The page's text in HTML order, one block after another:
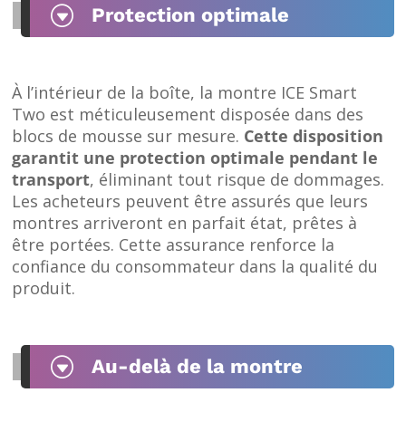
G Protection optimale
À l’intérieur de la boîte, la montre ICE Smart
Two est méticuleusement disposée dans des
blocs de mousse sur mesure. Cette disposition
garantit une protection optimale pendant le
transport, éliminant tout risque de dommages.
Les acheteurs peuvent être assurés que leurs
montres arriveront en parfait état, prêtes à
être portées. Cette assurance renforce la
confiance du consommateur dans la qualité du
produit.
G Au-delà de la montre